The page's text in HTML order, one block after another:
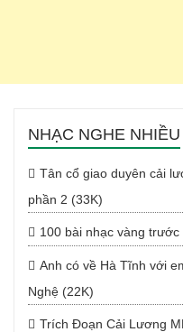
NHẠC NGHE NHIỀU
Tân cổ giao duyên cải
phần 2 (33K)
100 bài nhạc vàng
Anh có về Hà Tĩnh với
Nghệ (22K)
Trích Đoạn Cải Lương